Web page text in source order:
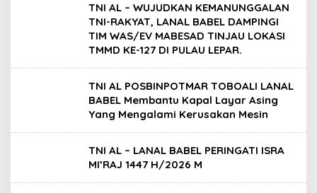
TNI AL – WUJUDKAN KEMANUNGGALAN
TNI-RAKYAT, LANAL BABEL DAMPINGI
TIM WAS/EV MABESAD TINJAU LOKASI
TMMD KE-127 DI PULAU LEPAR.
TNI AL POSBINPOTMAR TOBOALI LANAL
BABEL Membantu Kapal Layar Asing
Yang Mengalami Kerusakan Mesin
TNI AL – LANAL BABEL PERINGATI ISRA
MI’RAJ 1447 H/2026 M